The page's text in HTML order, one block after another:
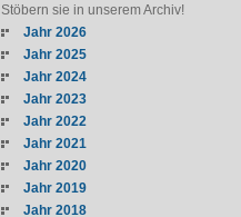
Stöbern sie in unserem Archiv!
Jahr 2026
Jahr 2025
Jahr 2024
Jahr 2023
Jahr 2022
Jahr 2021
Jahr 2020
Jahr 2019
Jahr 2018